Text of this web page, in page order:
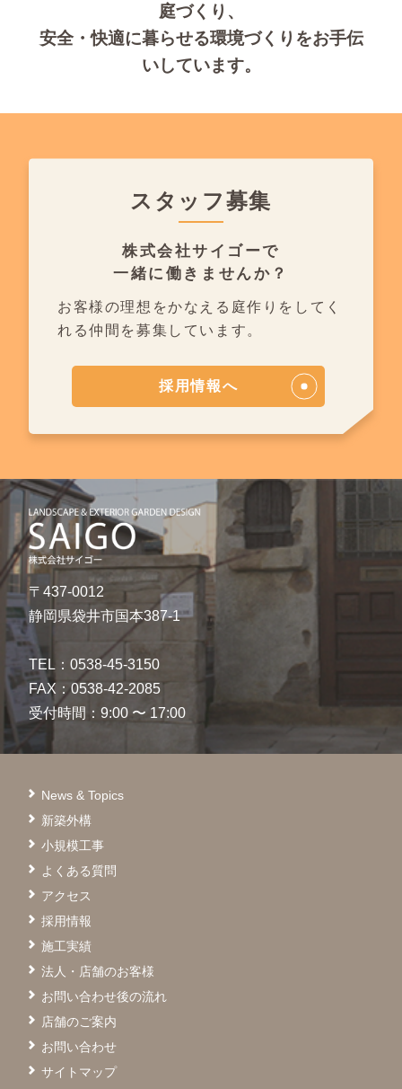
庭づくり、
安全・快適に暮らせる環境づくりをお手伝
いしています。
スタッフ募集
株式会社サイゴーで
一緒に働きませんか？
お客様の理想をかなえる庭作りを してく
れる仲間を募集しています。
採用情報へ
〒437-0012
静岡県袋井市国本387-1
TEL：0538-45-3150
FAX：0538-42-2085
受付時間：9:00 〜 17:00
News & Topics
新築外構
小規模工事
よくある質問
アクセス
採用情報
施工実績
法人・店舗のお客様
お問い合わせ後の流れ
店舗のご案内
お問い合わせ
サイトマップ